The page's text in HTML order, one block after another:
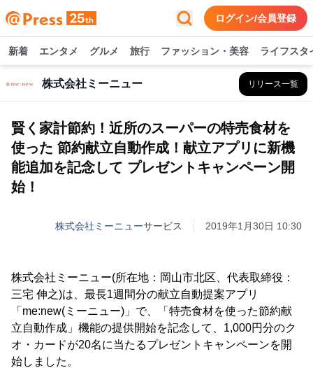
ログイン/会員登録
新着 エンタメ グルメ 旅行 ファッション・美容 ライフスタ
株式会社ミーニュー リリース一覧
賢く家計節約！近所のスーパーの特売食材を
使った 節約献立自動作成！献立アプリに新機
能追加を記念して プレゼントキャンペーン開
始！
株式会社ミーニューサービス 2019年1月30日 10:30
株式会社ミーニュー(所在地：岡山市北区、代表取締役：
三宅 伸之)は、最長1週間分の献立自動提案アプリ
「me:new(ミーニュー)」で、「特売食材を使った節約献
立自動作成」機能の提供開始を記念して、1,000円分のク
オ・カードが20名に当たるプレゼントキャンペーンを開
始しました。